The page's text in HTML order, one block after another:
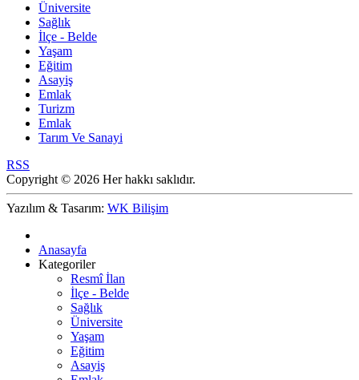
Üniversite
Sağlık
İlçe - Belde
Yaşam
Eğitim
Asayiş
Emlak
Turizm
Emlak
Tarım Ve Sanayi
RSS
Copyright © 2026 Her hakkı saklıdır.
Yazılım & Tasarım: WK Bilişim
Anasayfa
Kategoriler
Resmî İlan
İlçe - Belde
Sağlık
Üniversite
Yaşam
Eğitim
Asayiş